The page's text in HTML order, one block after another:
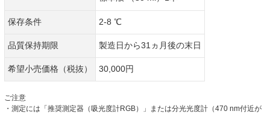
保存条件 2-8 ℃
品質保持期限 製造日から31ヵ月後の末日
希望小売価格（税抜） 30,000円
ご注意
・測定には「推奨測定器（吸光度計RGB）」または分光光度計（470 nm付近が